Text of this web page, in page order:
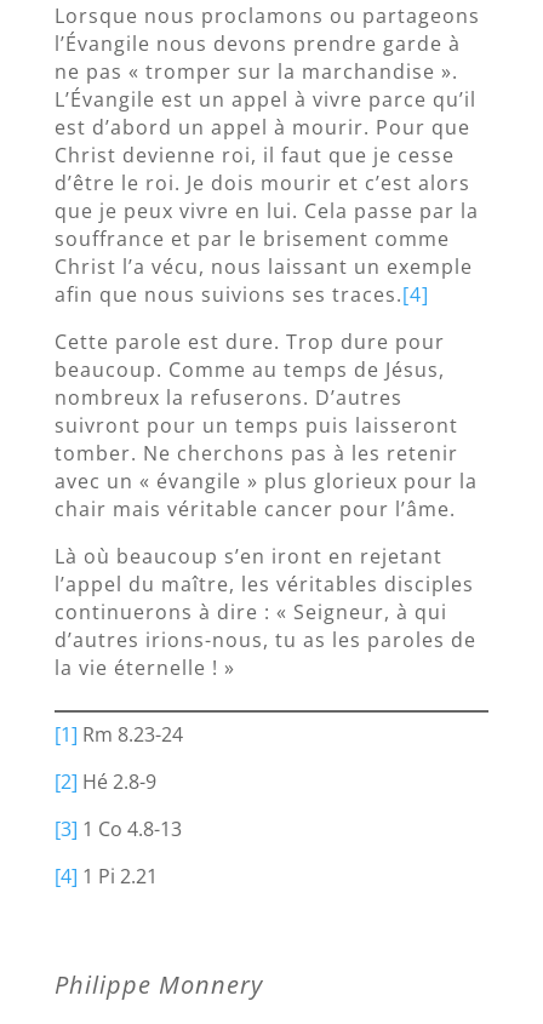
Lorsque nous proclamons ou partageons
l’Évangile nous devons prendre garde à
ne pas « tromper sur la marchandise ».
L’Évangile est un appel à vivre parce qu’il
est d’abord un appel à mourir. Pour que
Christ devienne roi, il faut que je cesse
d’être le roi. Je dois mourir et c’est alors
que je peux vivre en lui. Cela passe par la
souffrance et par le brisement comme
Christ l’a vécu, nous laissant un exemple
afin que nous suivions ses traces.[4]
Cette parole est dure. Trop dure pour
beaucoup. Comme au temps de Jésus,
nombreux la refuserons. D’autres
suivront pour un temps puis laisseront
tomber. Ne cherchons pas à les retenir
avec un « évangile » plus glorieux pour la
chair mais véritable cancer pour l’âme.
Là où beaucoup s’en iront en rejetant
l’appel du maître, les véritables disciples
continuerons à dire : « Seigneur, à qui
d’autres irions-nous, tu as les paroles de
la vie éternelle ! »
[1] Rm 8.23-24
[2] Hé 2.8-9
[3] 1 Co 4.8-13
[4] 1 Pi 2.21
Philippe Monnery